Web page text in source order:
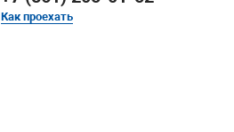
Как проехать